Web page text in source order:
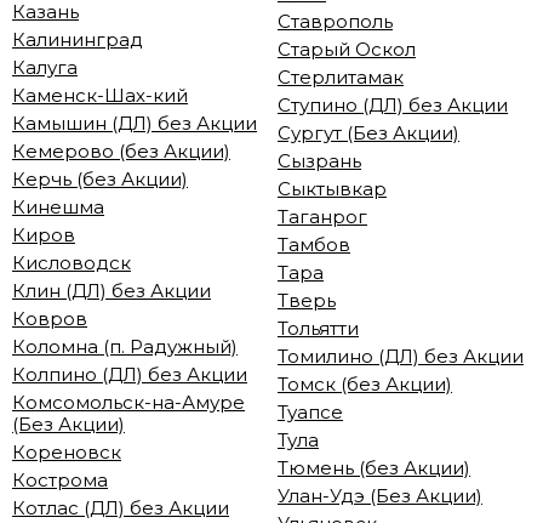
Казань
Калининград
Калуга
Каменск-Шах-кий
Камышин (ДЛ) без Акции
Кемерово (без Акции)
Керчь (без Акции)
Кинешма
Киров
Кисловодск
Клин (ДЛ) без Акции
Ковров
Коломна (п. Радужный)
Колпино (ДЛ) без Акции
Комсомольск-на-Амуре
(Без Акции)
Кореновск
Кострома
Котлас (ДЛ) без Акции
Ставрополь
Старый Оскол
Стерлитамак
Ступино (ДЛ) без Акции
Сургут (Без Акции)
Сызрань
Сыктывкар
Таганрог
Тамбов
Тара
Тверь
Тольятти
Томилино (ДЛ) без Акции
Томск (без Акции)
Туапсе
Тула
Тюмень (без Акции)
Улан-Удэ (Без Акции)